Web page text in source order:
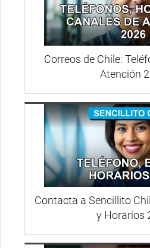
Correos de Chile:
Atención
Contacta a Sencillito
y Horarios